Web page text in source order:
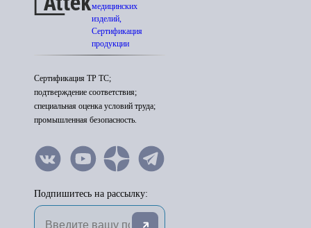
медицинских
изделий,
Сертификация
продукции
Сертификация ТР ТС;
подтверждение соответствия;
специальная оценка условий труда;
промышленная безопасность.
Подпишитесь на рассылку: